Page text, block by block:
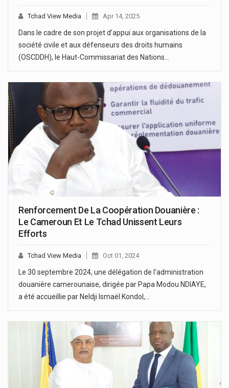
Tchad View Media Apr 14, 2025
Dans le cadre de son projet d’appui aux organisations de la
société civile et aux défenseurs des droits humains
(OSCDDH), le Haut-Commissariat des Nations…
Renforcement De La Coopération Douanière :
Le Cameroun Et Le Tchad Unissent Leurs
Efforts
Tchad View Media Oct 01, 2024
Le 30 septembre 2024, une délégation de l'administration
douanière camerounaise, dirigée par Papa Modou NDIAYE,
a été accueillie par Neldji Ismaël Kondol,…